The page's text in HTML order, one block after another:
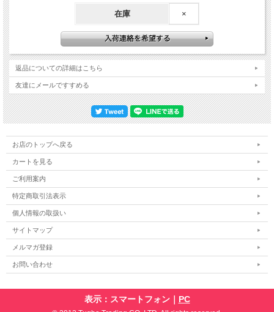
在庫 ×
返品についての詳細はこちら
友達にメールですすめる
お店のトップへ戻る
カートを見る
ご利用案内
特定商取引法表示
個人情報の取扱い
サイトマップ
メルマガ登録
お問い合わせ
表示：スマートフォン｜ PC